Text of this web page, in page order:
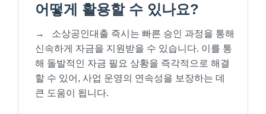
어떻게 활용할 수 있나요?
→
소상공인대출 즉시는 빠른 승인 과정을 통해
신속하게 자금을 지원받을 수 있습니다. 이를 통
해 돌발적인 자금 필요 상황을 즉각적으로 해결
할 수 있어, 사업 운영의 연속성을 보장하는 데
큰 도움이 됩니다.